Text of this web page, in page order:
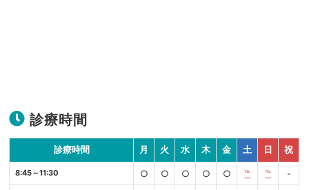
診療時間
診療時間 月 火 水 木 金 土 日 祝
8:45～11:30 ○ ○ ○ ○ ○ ℡ ℡ -